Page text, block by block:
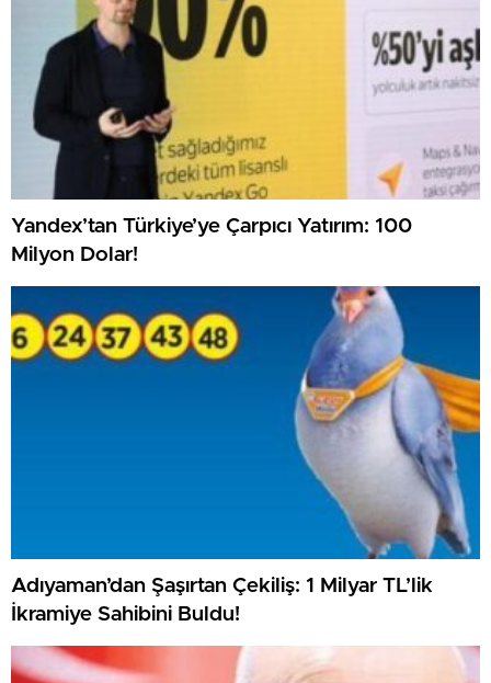
Yandex’tan Türkiye’ye Çarpıcı Yatırım: 100
Milyon Dolar!
Adıyaman’dan Şaşırtan Çekiliş: 1 Milyar TL’lik
İkramiye Sahibini Buldu!